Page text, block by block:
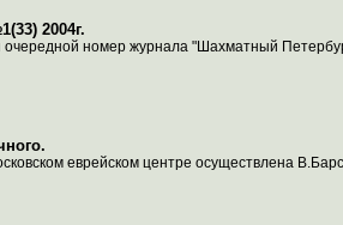
2004г.
номер журнала "Шахматный
еврейском центре осуществлена